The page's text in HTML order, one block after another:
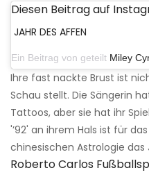
Diesen Beitrag auf
JAHR DES AFFEN
Ein Beitrag von geteilt Miley
Ihre fast nackte Brust ist
Schau stellt. Die Sängerin
Tattoos, aber sie hat ihr
'’92' an ihrem Hals ist für
chinesischen Astrologie das
Roberto Carlos